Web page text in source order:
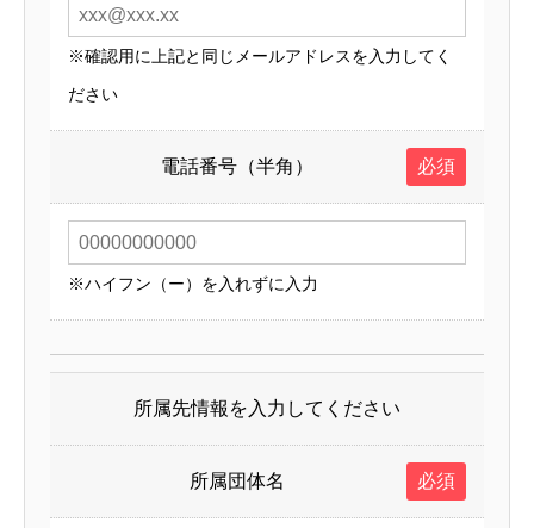
※確認用に上記と同じメールアドレスを入力してく
ださい
電話番号（半角） 必須
※ハイフン（ー）を入れずに入力
所属先情報を入力してください
所属団体名 必須